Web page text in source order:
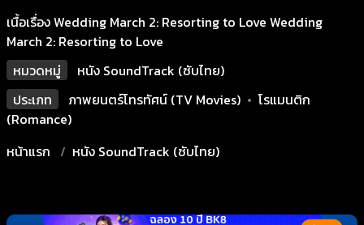
เนื้อเรื่อง Wedding March 2: Resorting to Love Wedding
March 2: Resorting to Love
หมวดหมู่
หนัง SoundTrack (ซับไทย)
ประเภท
ภาพยนตร์โทรทัศน์ (TV Movies) • โรแมนติก
(Romance)
หน้าแรก
หนัง SoundTrack (ซับไทย)